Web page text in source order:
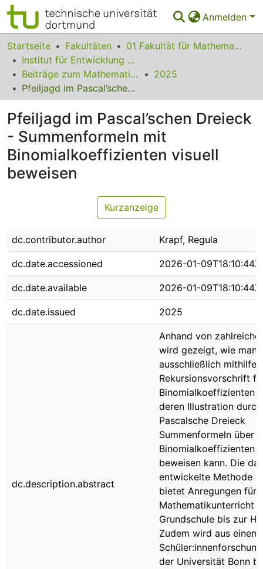
Anmelden
Bereiche & Sammlungen
Das gesamte Repositorium
Statistiken
FAQ
Leitlinien
Zurück zur Startseite
Startseite Fakultäten
01 Fakultät für Mathematik
Institut für Entwicklung und Erforschung des Mathematikunterrichts
Beiträge zum Mathematikunterricht
2025
Pfeiljagd im Pascal’schen Dreieck - Summenformeln mit Binomialkoeffizienten visuell beweisen
Pfeiljagd im Pascal’schen Dreieck
- Summenformeln mit
Binomialkoeffizienten visuell
beweisen
Kurzanzeige
dc.contributor.author Krapf, Regula
dc.date.accessioned 2026-01-09T18:10:44Z
dc.date.available 2026-01-09T18:10:44Z
dc.date.issued 2025
dc.description.abstract
Anhand von
wird gezeigt, wie man
ausschließlich mithilfe
Rekursionsvorschrift
Binomialkoeffizienten
deren Illustration
Pascalsche Dreieck
Summenformeln über
Binomialkoeffizienten
beweisen kann. Die
entwickelte Methode
bietet Anregungen für
Mathematikunterricht
Grundschule bis zur
Zudem wird aus einem
der Universität Bonn